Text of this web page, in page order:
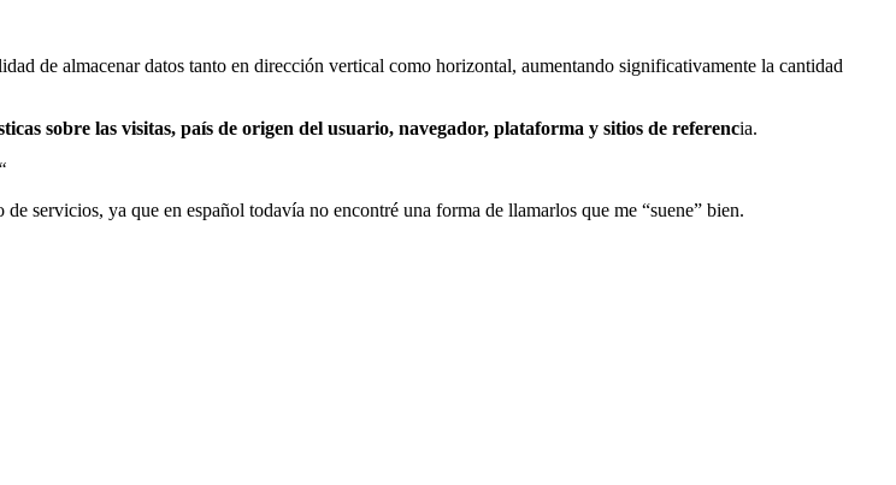
de almacenar datos tanto en dirección vertical como horizontal, aumentando significativamente la cantidad
sobre las visitas, país de origen del usuario, navegador, plataforma y sitios de referencia.
servicios, ya que en español todavía no encontré una forma de llamarlos que me “suene” bien.